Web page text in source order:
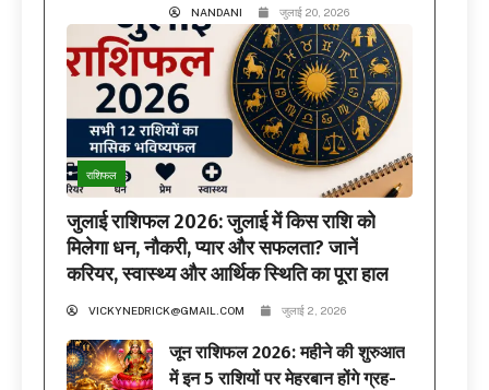
NANDANI जुलाई 20, 2026
राशिफल
जुलाई राशिफल 2026: जुलाई में किस राशि को
मिलेगा धन, नौकरी, प्यार और सफलता? जानें
करियर, स्वास्थ्य और आर्थिक स्थिति का पूरा हाल
VICKYNEDRICK@GMAIL.COM जुलाई 2, 2026
जून राशिफल 2026: महीने की शुरुआत
में इन 5 राशियों पर मेहरबान होंगे ग्रह-